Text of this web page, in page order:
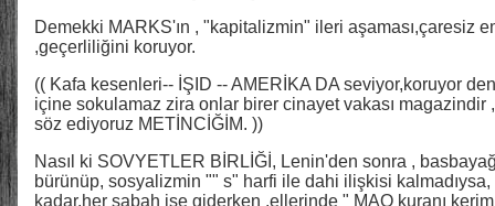
Demekki MARKS'ın , "kapitalizmin" ileri aşaması,çaresiz
,geçerliliğini koruyor.
(( Kafa kesenleri-- İŞID -- AMERİKA DA seviyor,koruyor
içine sokulamaz zira onlar birer cinayet vakası
söz ediyoruz METİNCİĞİM. ))
Nasıl ki SOVYETLER BİRLİĞİ, Lenin'den sonra ,
bürünüp, sosyalizmin "" s" harfi ile dahi ilişkisi
kadar,her sabah işe giderken ,ellerinde " MAO kuranı